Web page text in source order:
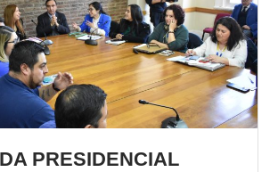
PRESIDENCIAL